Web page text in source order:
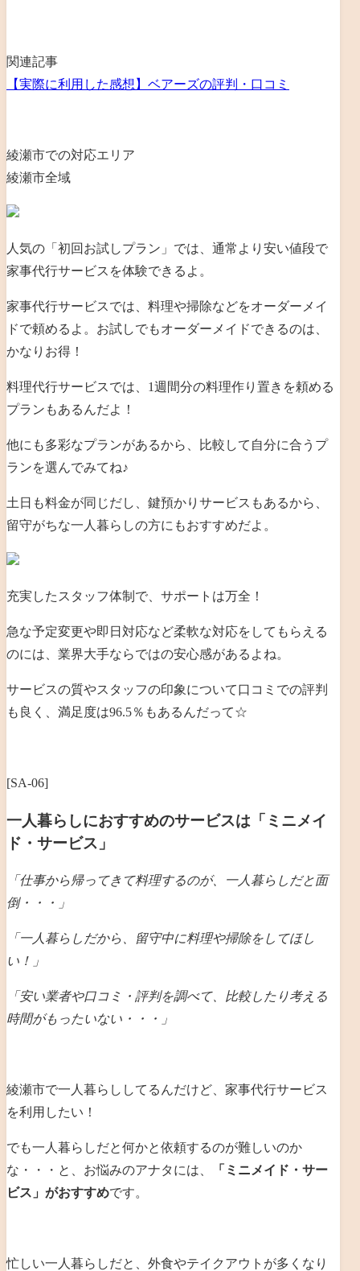
関連記事
【実際に利用した感想】ベアーズの評判・口コミ
綾瀬市での対応エリア
綾瀬市全域
人気の「初回お試しプラン」では、通常より安い値段で
家事代行サービスを体験できるよ。
家事代行サービスでは、料理や掃除などをオーダーメイ
ドで頼めるよ。お試しでもオーダーメイドできるのは、
かなりお得！
料理代行サービスでは、1週間分の料理作り置きを頼める
プランもあるんだよ！
他にも多彩なプランがあるから、比較して自分に合うプ
ランを選んでみてね♪
土日も料金が同じだし、鍵預かりサービスもあるから、
留守がちな一人暮らしの方にもおすすめだよ。
充実したスタッフ体制で、サポートは万全！
急な予定変更や即日対応など柔軟な対応をしてもらえる
のには、業界大手ならではの安心感があるよね。
サービスの質やスタッフの印象について口コミでの評判
も良く、満足度は96.5％もあるんだって☆
[SA-06]
一人暮らしにおすすめのサービスは「ミニメイ
ド・サービス」
「仕事から帰ってきて料理するのが、一人暮らしだと面
倒・・・」
「一人暮らしだから、留守中に料理や掃除をしてほし
い！」
「安い業者や口コミ・評判を調べて、比較したり考える
時間がもったいない・・・」
綾瀬市で一人暮らししてるんだけど、家事代行サービス
を利用したい！
でも一人暮らしだと何かと依頼するのが難しいのか
な・・・と、お悩みのアナタには、
「ミニメイド・サー
ビス」がおすすめです。
忙しい一人暮らしだと、外食やテイクアウトが多くなり